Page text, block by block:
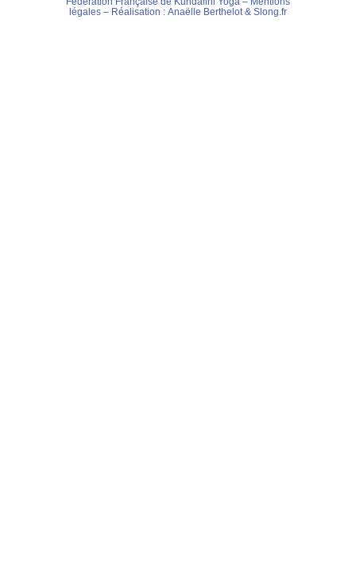
légales– Réalisation : Anaëlle Berthelot& Slong.fr